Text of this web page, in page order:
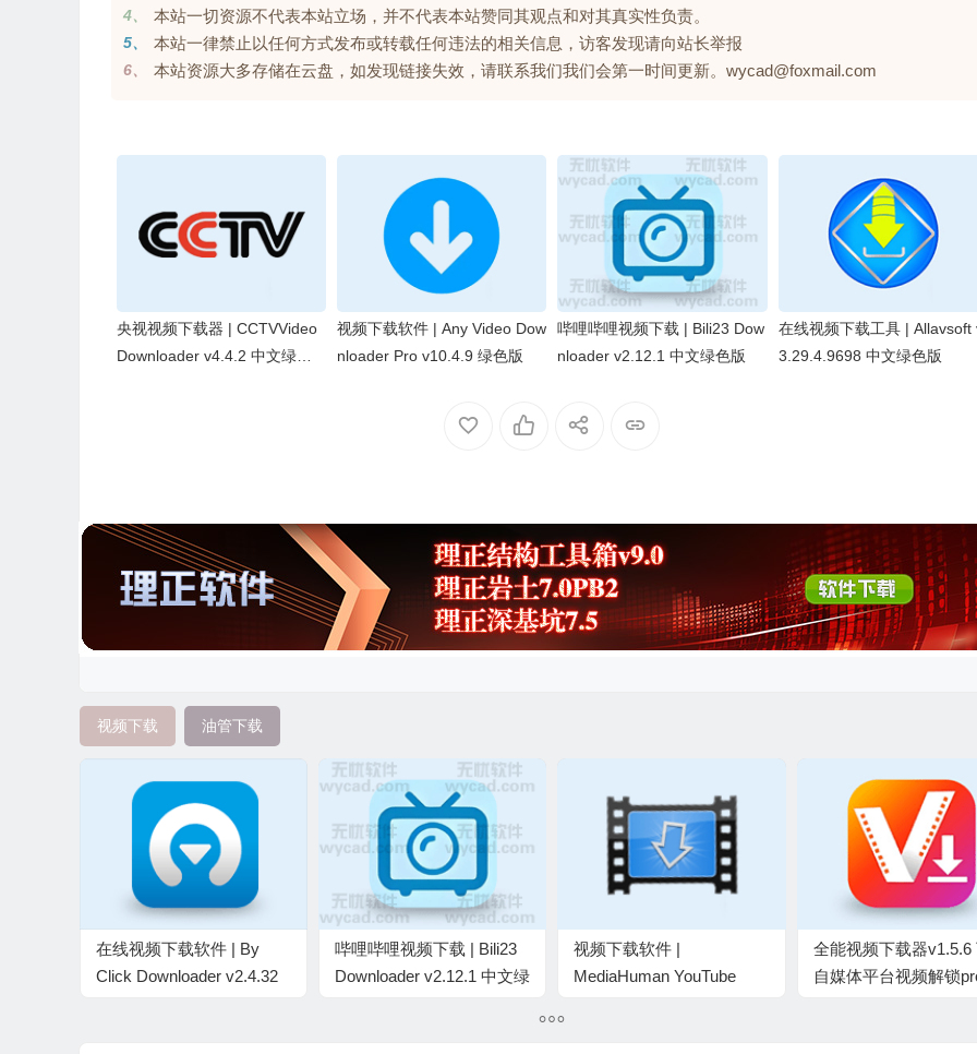
4、 本站一切资源不代表本站立场，并不代表本站赞同其观点和对其真实性负责。
5、 本站一律禁止以任何方式发布或转载任何违法的相关信息，访客发现请向站长举报
6、 本站资源大多存储在云盘，如发现链接失效，请联系我们我们会第一时间更新。wycad@foxmail.com
央视视频下载器 | CCTVVideo
Downloader v4.4.2 中文绿色
视频下载软件 | Any Video Dow
nloader Pro v10.4.9 绿色版
哔哩哔哩视频下载 | Bili23 Dow
nloader v2.12.1 中文绿色版
在线视频下载工具 | Allavsoft
3.29.4.9698 中文绿色版
视频下载 油管下载
在线视频下载软件 | By
Click Downloader v2.4.32
哔哩哔哩视频下载 | Bili23
Downloader v2.12.1 中文绿
视频下载软件 |
MediaHuman YouTube
全能视频下载器v1.5.6
自媒体平台视频解锁